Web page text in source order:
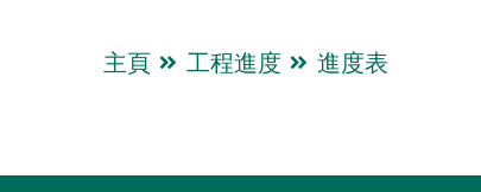
主頁 工程進度 進度表